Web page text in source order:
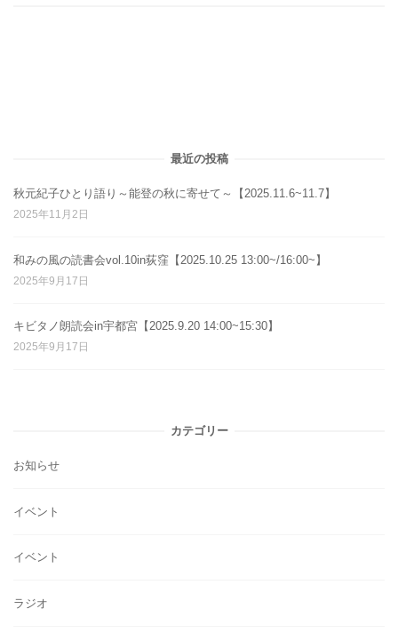
最近の投稿
秋元紀子ひとり語り～能登の秋に寄せて～【2025.11.6~11.7】
2025年11月2日
和みの風の読書会vol.10in荻窪【2025.10.25 13:00~/16:00~】
2025年9月17日
キビタノ朗読会in宇都宮【2025.9.20 14:00~15:30】
2025年9月17日
カテゴリー
お知らせ
イベント
イベント
ラジオ